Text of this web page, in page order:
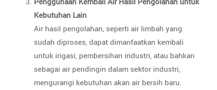
Kebutuhan Lain
Air hasil pengolahan, seperti air limbah yang
sudah diproses, dapat dimanfaatkan kembali
untuk irigasi, pembersihan industri, atau bahkan
sebagai air pendingin dalam sektor industri,
mengurangi kebutuhan akan air bersih baru.